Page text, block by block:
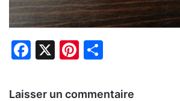
Facebook
X Pinterest
Laisser un commentaire